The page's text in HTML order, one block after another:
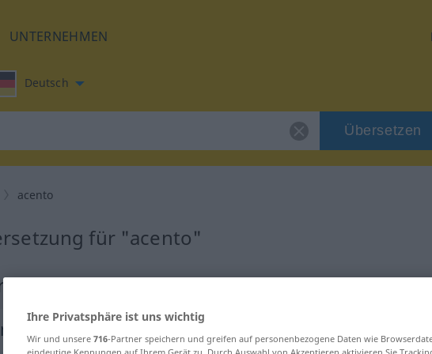
UNTERNEHMEN
Deutsch
Übersetzen
acento
für "acento"
Ihre Privatsphäre ist uns wichtig
Wir und unsere 716-Partner speichern und greifen auf personenbezogene Daten wie